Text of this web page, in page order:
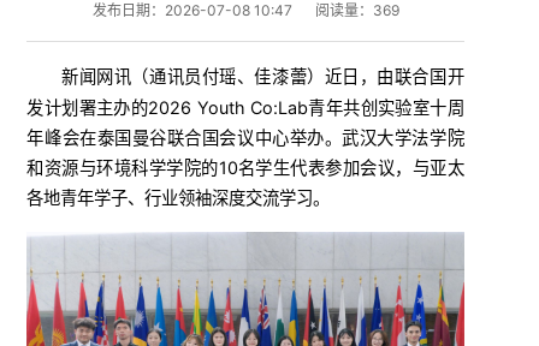
发布日期：2026-07-08 10:47
阅读量： 369
新闻网讯（通讯员付瑶、佳漆蕾）近日，由联合国开
发计划署主办的2026 Youth Co:Lab青年共创实验室十周
年峰会在泰国曼谷联合国会议中心举办。武汉大学法学院
和资源与环境科学学院的10名学生代表参加会议，与亚太
各地青年学子、行业领袖深度交流学习。